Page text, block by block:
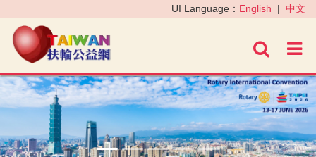
進階
UI Language： English | 中文
‹ ›